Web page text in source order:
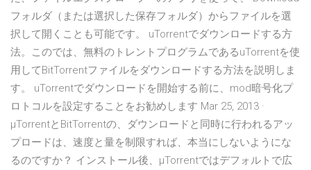
フォルダ（または選択した保存フォルダ）からファイルを選
択して開くことも可能です。 uTorrentでダウンロードする方
法。このでは、無料のトレントプログラムであるuTorrentを使
用してBitTorrentファイルをダウンロードする方法を説明しま
す。 uTorrentでダウンロードを開始する前に、mod暗号化プ
ロトコルを設定することをお勧めします Mar 25, 2013 ·
μTorrentとBitTorrentの、ダウンロードと同時に行われるアッ
プロードは、速度と量を制限すれば、本当にしないようにな
るのですか？ インストール後、μTorrentではデフォルトで広